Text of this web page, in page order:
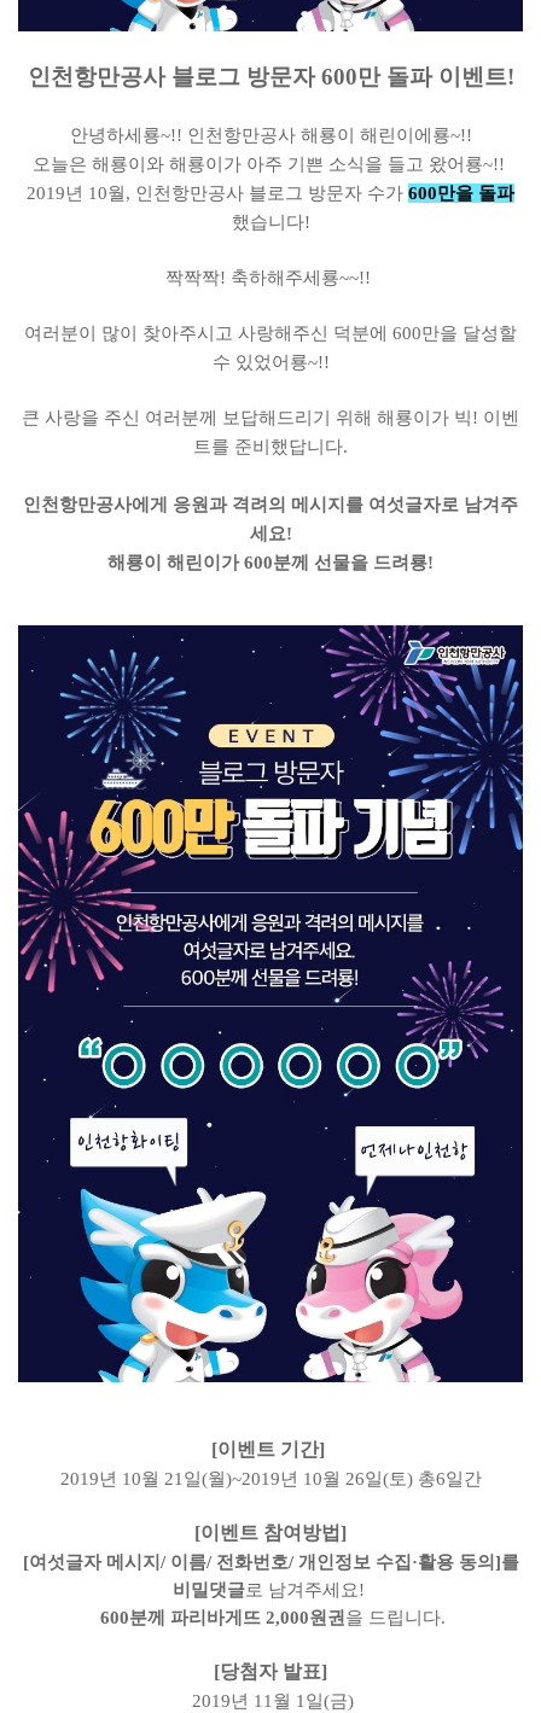
인천항만공사 블로그 방문자 600만 돌파 이벤트!
안녕하세룡~!! 인천항만공사 해룡이 해린이에룡~!!
오늘은 해룡이와 해룡이가 아주 기쁜 소식을 들고 왔어룡~!!
2019년 10월, 인천항만공사 블로그 방문자 수가 600만을 돌파
했습니다!
짝짝짝! 축하해주세룡~~!!
여러분이 많이 찾아주시고 사랑해주신 덕분에 600만을 달성할
수 있었어룡~!!
큰 사랑을 주신 여러분께 보답해드리기 위해 해룡이가 빅! 이벤
트를 준비했답니다.
인천항만공사에게 응원과 격려의 메시지를 여섯글자로 남겨주
세요!
해룡이 해린이가 600분께 선물을 드려룡!
[이벤트 기간]
2019년 10월 21일(월)~2019년 10월 26일(토) 총6일간
[이벤트 참여방법]
[여섯글자 메시지/ 이름/ 전화번호/ 개인정보 수집·활용 동의]를
비밀댓글로 남겨주세요!
600분께
파리바게뜨 2,000원권을 드립니다.
[당첨자 발표]
2019년 11월 1일(금)